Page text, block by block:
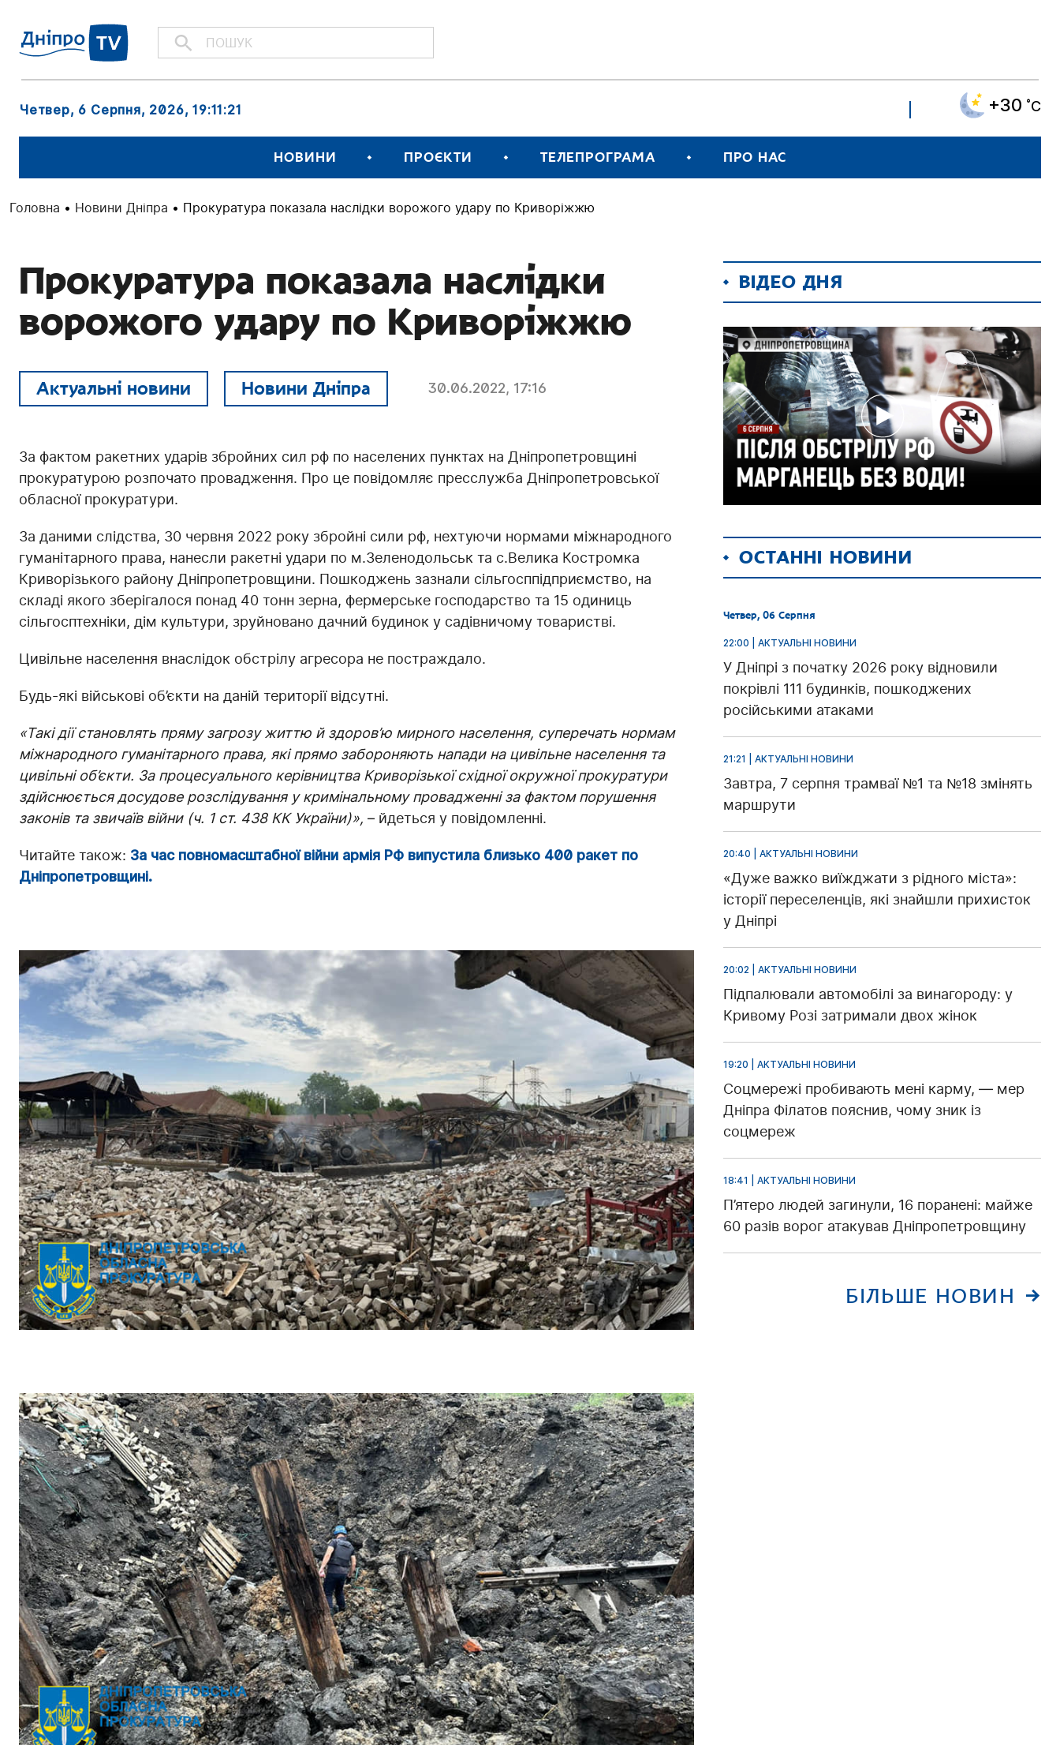
Четвер, 6 Серпня, 2026, 19:11:23 +30 ˚C
НОВИНИ ПРОЄКТИ ТЕЛЕПРОГРАМА ПРО НАС
Головна • Новини Дніпра • Прокуратура показала наслідки ворожого удару по Криворіжжю
Прокуратура показала наслідки
ворожого удару по Криворіжжю
Актуальні новини Новини Дніпра 30.06.2022, 17:16
За фактом ракетних ударів збройних сил рф по населених пунктах на Дніпропетровщині
прокуратурою розпочато провадження. Про це повідомляє пресслужба Дніпропетровської
обласної прокуратури.
За даними слідства, 30 червня 2022 року збройні сили рф, нехтуючи нормами міжнародного
гуманітарного права, нанесли ракетні удари по м.Зеленодольськ та с.Велика Костромка
Криворізького району Дніпропетровщини. Пошкоджень зазнали сільгосппідприємство, на
складі якого зберігалося понад 40 тонн зерна, фермерське господарство та 15 одиниць
сільгосптехніки, дім культури, зруйновано дачний будинок у садівничому товаристві.
Цивільне населення внаслідок обстрілу агресора не постраждало.
Будь-які військові об’єкти на даній території відсутні.
«Такі дії становлять пряму загрозу життю й здоров’ю мирного населення, суперечать нормам
міжнародного гуманітарного права, які прямо забороняють напади на цивільне населення та
цивільні об’єкти. За процесуального керівництва Криворізької східної окружної прокуратури
здійснюється досудове розслідування у кримінальному провадженні за фактом порушення
законів та звичаїв війни (ч. 1 ст. 438 КК України)», – йдеться у повідомленні.
Читайте також: За час повномасштабної війни армія РФ випустила близько 400 ракет по
Дніпропетровщині.
ВІДЕО ДНЯ
ОСТАННІ НОВИНИ
Четвер, 06 Серпня
22:00 | АКТУАЛЬНІ НОВИНИ
У Дніпрі з початку 2026 року відновили
покрівлі 111 будинків, пошкоджених
російськими атаками
21:21 | АКТУАЛЬНІ НОВИНИ
Завтра, 7 серпня трамваї №1 та №18 змінять
маршрути
20:40 | АКТУАЛЬНІ НОВИНИ
«Дуже важко виїжджати з рідного міста»:
історії переселенців, які знайшли прихисток
у Дніпрі
20:02 | АКТУАЛЬНІ НОВИНИ
Підпалювали автомобілі за винагороду: у
Кривому Розі затримали двох жінок
19:20 | АКТУАЛЬНІ НОВИНИ
Соцмережі пробивають мені карму, — мер
Дніпра Філатов пояснив, чому зник із
соцмереж
18:41 | АКТУАЛЬНІ НОВИНИ
П’ятеро людей загинули, 16 поранені: майже
60 разів ворог атакував Дніпропетровщину
БІЛЬШЕ НОВИН